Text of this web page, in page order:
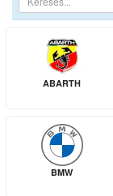
ABARTH
BMW